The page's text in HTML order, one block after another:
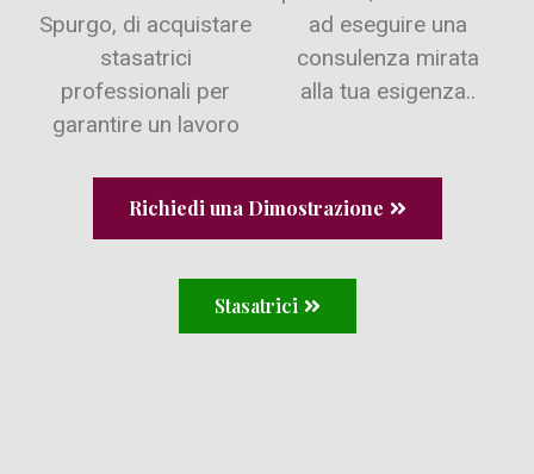
Spurgo, di acquistare
stasatrici
professionali per
garantire un lavoro
ad eseguire una
consulenza mirata
alla tua esigenza..
Richiedi una Dimostrazione
Stasatrici